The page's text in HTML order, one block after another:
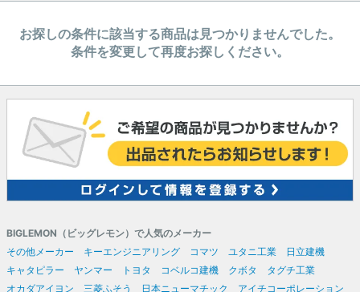
お探しの条件に該当する商品は見つかりませんでした。
条件を変更して再度お探しください。
BIGLEMON（ビッグレモン）で人気のメーカー
その他メーカー
キーエンジニアリング コマツ ユタニ工業
日立建機
キャタピラー
ヤンマー トヨタ コベルコ建機 クボタ
タグチ工業
オカダアイヨン
三菱ふそう 日本ニューマチック
アイチコーポレーション